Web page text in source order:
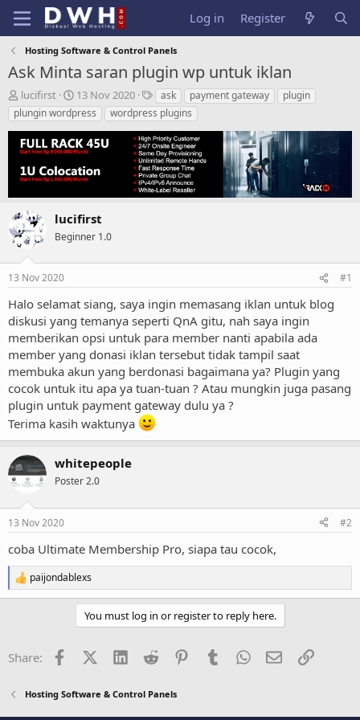
Log in Register
Hosting Software & Control Panels
Ask Minta saran plugin wp untuk iklan
T
h
r
e
a
d
s
t
a
r
t
r
lucifirst
S
t
a
r
t
d
a
t
13 Nov 2020
T
a
g
s
ask payment gateway
plugin
plungin wordpress
wordpress plugins
lucifirst
Beginner 1.0
13 Nov 2020 #1
Halo selamat siang, saya ingin memasang iklan untuk blog
diskusi yang temanya seperti QnA gitu, nah saya ingin
memberikan opsi untuk para member nanti apabila ada
member yang donasi iklan tersebut tidak tampil saat
membuka akun yang berdonasi bagaimana ya? Plugin yang
cocok untuk itu apa ya tuan-tuan ? Atau mungkin juga pasang
plugin untuk payment gateway dulu ya ?
Terima kasih waktunya
whitepeople
Poster 2.0
13 Nov 2020 #2
coba Ultimate Membership Pro, siapa tau cocok,
R
e
o
:
paijondablexs
You must log in or register to reply here.
Share: FacebookX (Twitter)
LinkedInReddit PinterestTumblrWhatsApp
EmailLink
Hosting Software & Control Panels